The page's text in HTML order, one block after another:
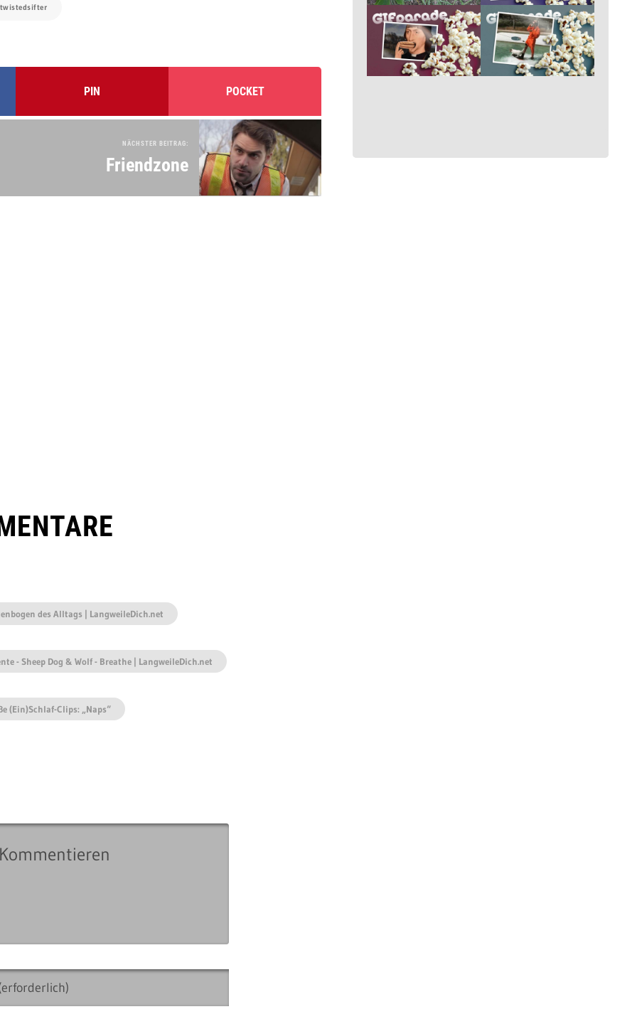
twistedsifter
PIN POCKET
NÄCHSTER BEITRAG:
Friendzone
des Alltags | LangweileDich.net
- Sheep Dog & Wolf - Breathe | LangweileDich.net
(Ein)Schlaf-Clips: „Naps“